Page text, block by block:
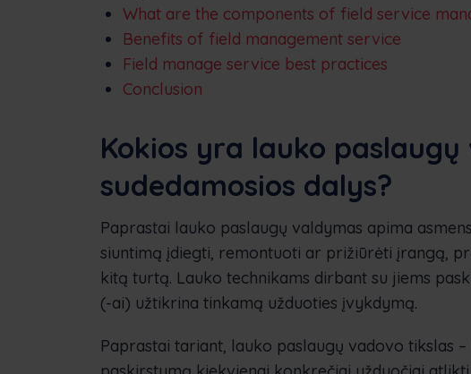
What are the components of field service
Benefits of field management service
Field manage service best practices
Conclusion
Kokios yra lauko
sudedamosios dalys?
Paprastai lauko paslaugų valdymas apima
siuntimą įdiegti, remontuoti ar prižiūrėti įrangą,
kitą turtą. Lauko technikams dirbant su jiems
(-ai) užtikrina tinkamą užduoties įvykdymą.
Paprastai tariant, lauko paslaugų vadovo tikslas